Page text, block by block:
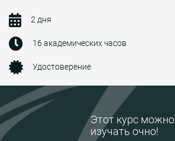
Этот курс можно
изучать очно!
2 дня
16 академических часов
Удостоверение